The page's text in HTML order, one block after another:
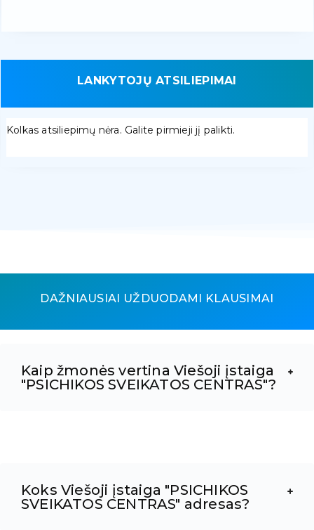
LANKYTOJŲ ATSILIEPIMAI
Kolkas atsiliepimų nėra. Galite pirmieji jį palikti.
DAŽNIAUSIAI UŽDUODAMI KLAUSIMAI
Kaip žmonės vertina Viešoji įstaiga
"PSICHIKOS SVEIKATOS CENTRAS"?
Koks Viešoji įstaiga "PSICHIKOS
SVEIKATOS CENTRAS" adresas?